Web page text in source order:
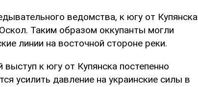
ведомства, к югу от Купянска
Таким образом оккупанты могли
линии на восточной стороне реки.
к югу от Купянска постепенно
усилить давление на украинские силы в